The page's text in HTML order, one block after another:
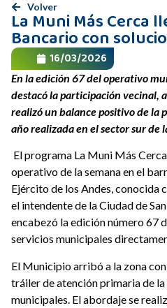
Volver
La Muni Más Cerca
Bancario con
16/03/2026
En la edición 67 del operativo
destacó la participación vecinal,
realizó un balance positivo de la
año realizada en el sector sur de
El programa La Muni Más
operativo de la semana en el
Ejército de los Andes, conocida
el intendente de la Ciudad de
encabezó la edición número 67
servicios municipales
El Municipio arribó a la zona
tráiler de atención primaria de
municipales. El abordaje se